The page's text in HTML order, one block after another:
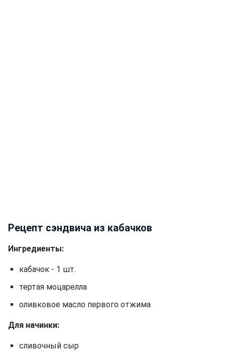
Рецепт сэндвича из кабачков
Ингредиенты:
кабачок - 1 шт.
тертая моцарелла
оливковое масло первого отжима
Для начинки:
сливочный сыр